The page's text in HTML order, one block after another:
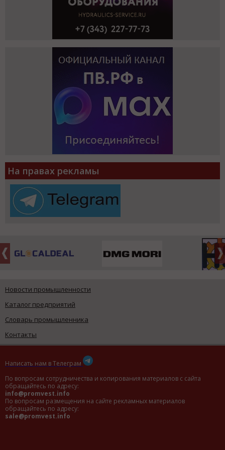
На правах рекламы
Новости промышленности
Каталог предприятий
Словарь промышленника
Контакты
Написать нам в Телеграм
По вопросам сотрудничества и копирования материалов с сайта
обращайтесь по адресу:
info@promvest.info
По вопросам размещения на сайте рекламных материалов
обращайтесь по адресу:
sale@promvest.info